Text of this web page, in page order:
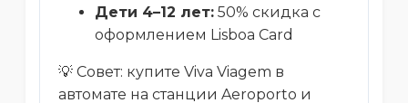
Дети 4–12 лет: 50% скидка с
оформлением Lisboa Card
💡 Совет: купите Viva Viagem в
автомате на станции Aeroporto и